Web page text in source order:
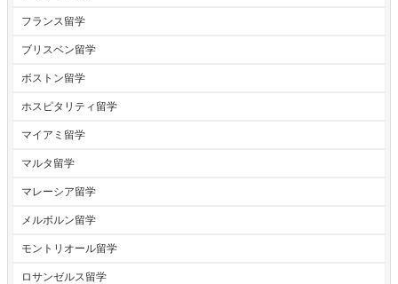
フランス留学
ブリスベン留学
ボストン留学
ホスピタリティ留学
マイアミ留学
マルタ留学
マレーシア留学
メルボルン留学
モントリオール留学
ロサンゼルス留学